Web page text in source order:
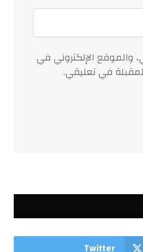
والموقع الإلكتروني في
في تعليقي.
Twitter